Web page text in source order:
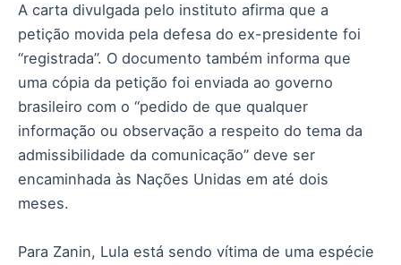
A carta divulgada pelo instituto afirma que a
petição movida pela defesa do ex-presidente foi
“registrada”. O documento também informa que
uma cópia da petição foi enviada ao governo
brasileiro com o “pedido de que qualquer
informação ou observação a respeito do tema da
admissibilidade da comunicação” deve ser
encaminhada às Nações Unidas em até dois
meses.
Para Zanin, Lula está sendo vítima de uma espécie